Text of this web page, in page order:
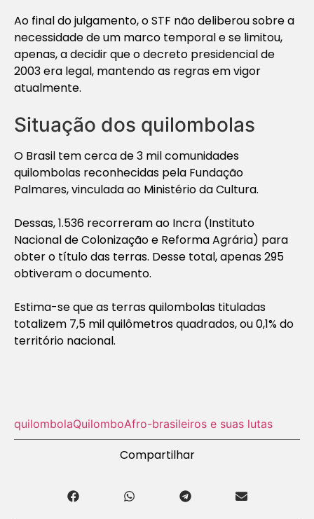
Ao final do julgamento, o STF não deliberou sobre a
necessidade de um marco temporal e se limitou,
apenas, a decidir que o decreto presidencial de
2003 era legal, mantendo as regras em vigor
atualmente.
Situação dos quilombolas
O Brasil tem cerca de 3 mil comunidades
quilombolas reconhecidas pela Fundação
Palmares, vinculada ao Ministério da Cultura.
Dessas, 1.536 recorreram ao Incra (Instituto
Nacional de Colonização e Reforma Agrária) para
obter o título das terras. Desse total, apenas 295
obtiveram o documento.
Estima-se que as terras quilombolas tituladas
totalizem 7,5 mil quilômetros quadrados, ou 0,1% do
território nacional.
quilombolaQuilomboAfro-brasileiros e suas lutas
Compartilhar